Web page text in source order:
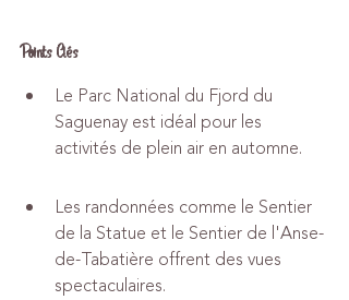
Points Clés
Le Parc National du Fjord du
Saguenay est idéal pour les
activités de plein air en automne.
Les randonnées comme le Sentier
de la Statue et le Sentier de l'Anse-
de-Tabatière offrent des vues
spectaculaires.